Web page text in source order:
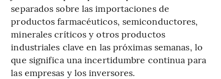
separados sobre las importaciones de
productos farmacéuticos, semiconductores,
minerales críticos y otros productos
industriales clave en las próximas semanas, lo
que significa una incertidumbre continua para
las empresas y los inversores.